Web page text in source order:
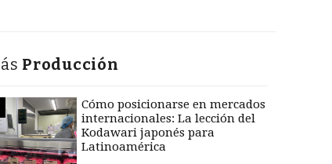
Producción
Cómo posicionarse en mercados
internacionales: La lección del
Kodawari japonés para
Latinoamérica